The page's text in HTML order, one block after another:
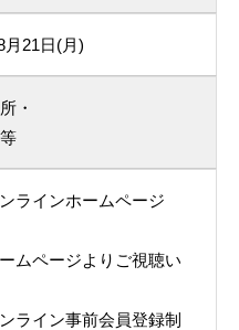
月21日(月)
・
ラインホームページ
ムページよりご視聴い
ライン事前会員登録制